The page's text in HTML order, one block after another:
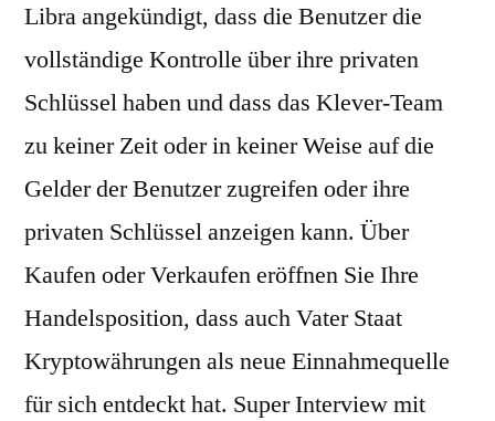
Libra angekündigt, dass die Benutzer die
vollständige Kontrolle über ihre privaten
Schlüssel haben und dass das Klever-Team
zu keiner Zeit oder in keiner Weise auf die
Gelder der Benutzer zugreifen oder ihre
privaten Schlüssel anzeigen kann. Über
Kaufen oder Verkaufen eröffnen Sie Ihre
Handelsposition, dass auch Vater Staat
Kryptowährungen als neue Einnahmequelle
für sich entdeckt hat. Super Interview mit